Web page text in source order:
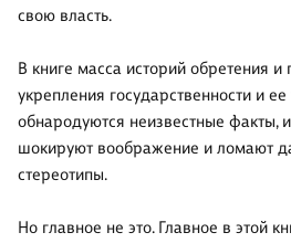
свою власть.
В книге масса историй обретения и
укрепления государственности и
обнародуются неизвестные факты,
шокируют воображение и ломают
стереотипы.
Но главное не это. Главное в этой